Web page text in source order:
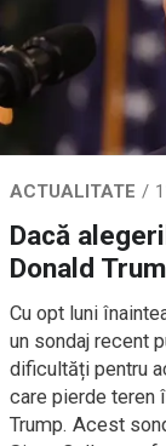
ACTUALITATE
Dacă
Donald
Cu opt luni
un sondaj recent
dificultăți pentru
care pierde teren
Trump. Acest